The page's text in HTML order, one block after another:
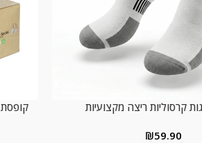
₪59.90
קופסת 10 זוגות קרסוליות ספורט כותנה, צבע לבן